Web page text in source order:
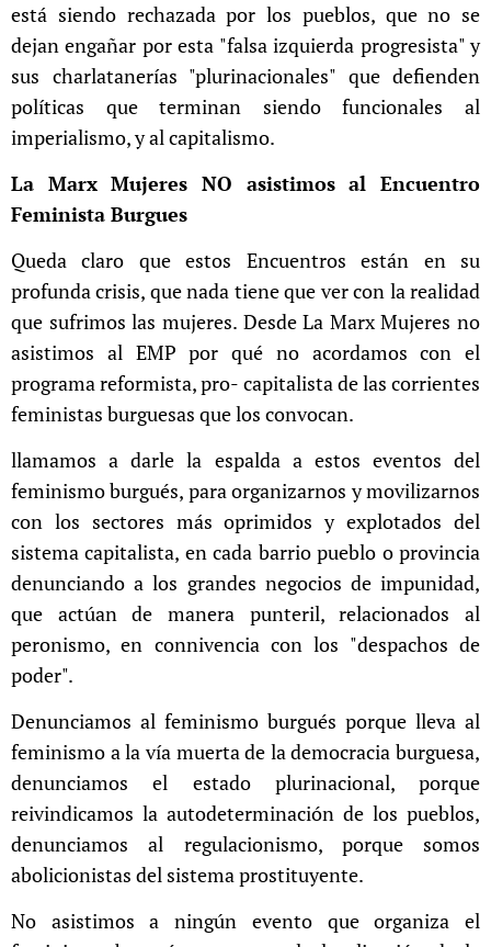
está siendo rechazada por los pueblos, que no se
dejan engañar por esta "falsa izquierda progresista" y
sus charlatanerías "plurinacionales" que defienden
políticas que terminan siendo funcionales al
imperialismo, y al capitalismo.
La Marx Mujeres NO asistimos al Encuentro
Feminista Burgues
Queda claro que estos Encuentros están en su
profunda crisis, que nada tiene que ver con la realidad
que sufrimos las mujeres. Desde La Marx Mujeres no
asistimos al EMP por qué no acordamos con el
programa reformista, pro- capitalista de las corrientes
feministas burguesas que los convocan.
llamamos a darle la espalda a estos eventos del
feminismo burgués, para organizarnos y movilizarnos
con los sectores más oprimidos y explotados del
sistema capitalista, en cada barrio pueblo o provincia
denunciando a los grandes negocios de impunidad,
que actúan de manera punteril, relacionados al
peronismo, en connivencia con los "despachos de
poder".
Denunciamos al feminismo burgués porque lleva al
feminismo a la vía muerta de la democracia burguesa,
denunciamos el estado plurinacional, porque
reivindicamos la autodeterminación de los pueblos,
denunciamos al regulacionismo, porque somos
abolicionistas del sistema prostituyente.
No asistimos a ningún evento que organiza el